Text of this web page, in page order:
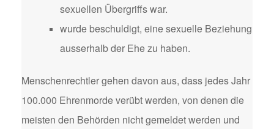
sexuellen Übergriffs war.
wurde beschuldigt, eine sexuelle Beziehung
ausserhalb der Ehe zu haben.
Menschenrechtler gehen davon aus, dass jedes Jahr
100.000 Ehrenmorde verübt werden, von denen die
meisten den Behörden nicht gemeldet werden und